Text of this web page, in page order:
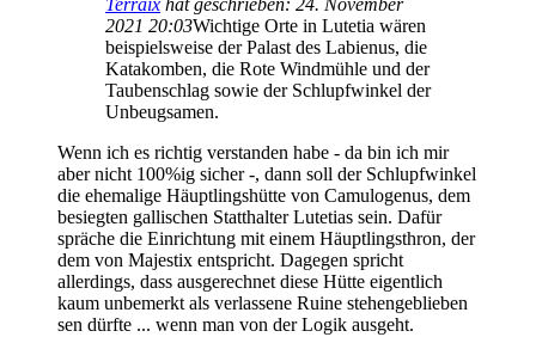
Terraix hat geschrieben: 24. November
2021 20:03Wichtige Orte in Lutetia wären
beispielsweise der Palast des Labienus, die
Katakomben, die Rote Windmühle und der
Taubenschlag sowie der Schlupfwinkel der
Unbeugsamen.
Wenn ich es richtig verstanden habe - da bin ich mir
aber nicht 100%ig sicher -, dann soll der Schlupfwinkel
die ehemalige Häuptlingshütte von Camulogenus, dem
besiegten gallischen Statthalter Lutetias sein. Dafür
spräche die Einrichtung mit einem Häuptlingsthron, der
dem von Majestix entspricht. Dagegen spricht
allerdings, dass ausgerechnet diese Hütte eigentlich
kaum unbemerkt als verlassene Ruine stehengeblieben
sen dürfte ... wenn man von der Logik ausgeht.